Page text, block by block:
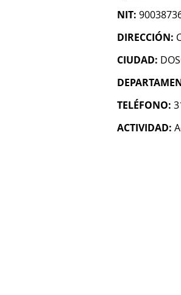
NIT:
DIRECCIÓN:
CIUDAD:
TELÉFONO:
ACTIVIDAD: